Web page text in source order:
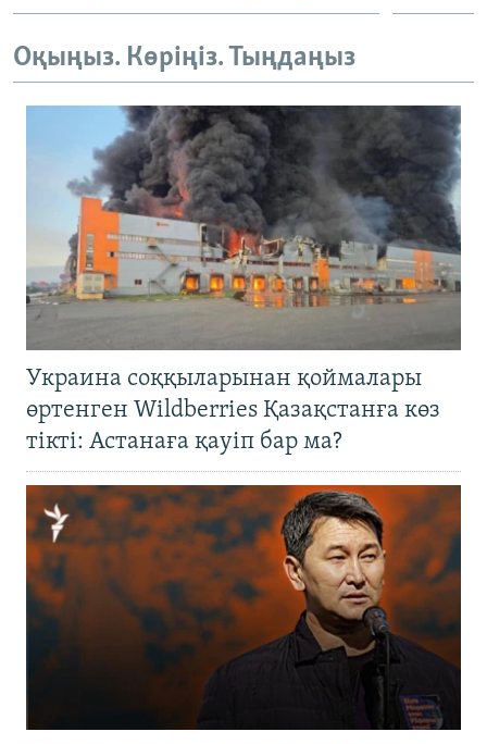
Оқыңыз. Көріңіз. Тыңдаңыз
Украина соққыларынан қоймалары
өртенген Wildberries Қазақстанға көз
тікті: Астанаға қауіп бар ма?